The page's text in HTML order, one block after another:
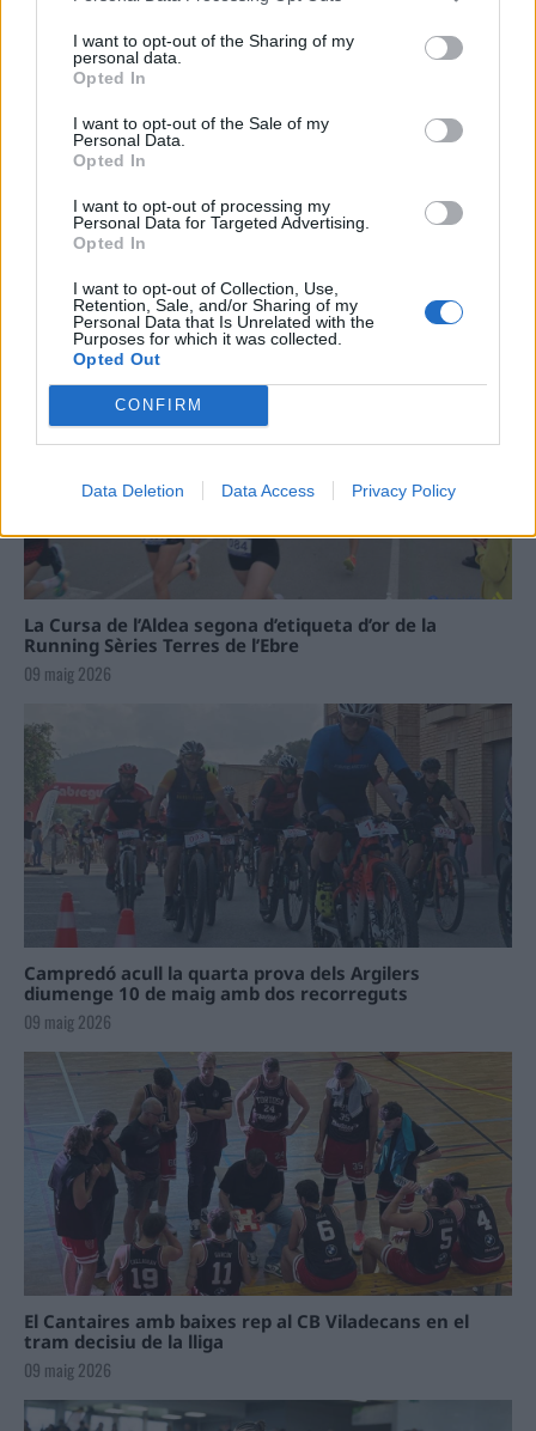
I want to opt-out of the Sharing of my
personal data.
Opted In
I want to opt-out of the Sale of my
Personal Data.
Opted In
I want to opt-out of processing my
Personal Data for Targeted Advertising.
Opted In
I want to opt-out of Collection, Use,
Retention, Sale, and/or Sharing of my
Personal Data that Is Unrelated with the
Purposes for which it was collected.
Opted Out
CONFIRM
Data Deletion Data Access Privacy Policy
“L’eclipsi serà una oportunitat també
d’Amposta”
Carrega més
La Cursa de l’Aldea segona d’etiqueta d’or de la
Running Sèries Terres de l’Ebre
09 maig 2026
Campredó acull la quarta prova dels Argilers
diumenge 10 de maig amb dos recorreguts
09 maig 2026
El Cantaires amb baixes rep al CB Viladecans en el
tram decisiu de la lliga
09 maig 2026